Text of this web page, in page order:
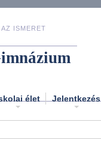
ISMERET
élet Jelentkezés